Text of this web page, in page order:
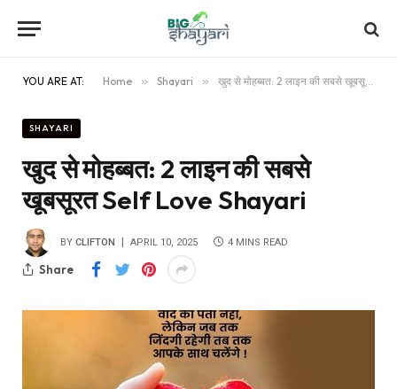
YOU ARE AT: Home » Shayari » खुद से मोहब्बत: 2 लाइन की सबसे खूबसूरत Self Love Shayari
SHAYARI
खुद से मोहब्बत: 2 लाइन की सबसे
खूबसूरत Self Love Shayari
BY CLIFTON APRIL 10, 2025 4 MINS READ
Share